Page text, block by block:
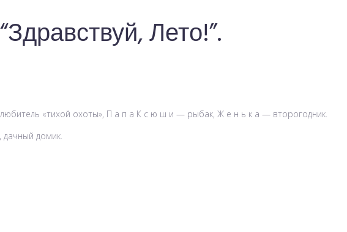
Лето!”.
«тихой охоты», П а п а К с ю ш и — рыбак, Ж е н ь к а — второгодник.
дачный домик.